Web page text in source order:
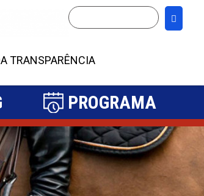
TRANSPARÊNCIA
PROGRAMA